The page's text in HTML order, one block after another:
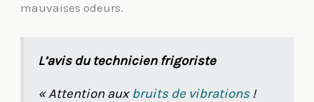
mauvaises odeurs.
L’avis du technicien frigoriste
« Attention aux bruits de vibrations !